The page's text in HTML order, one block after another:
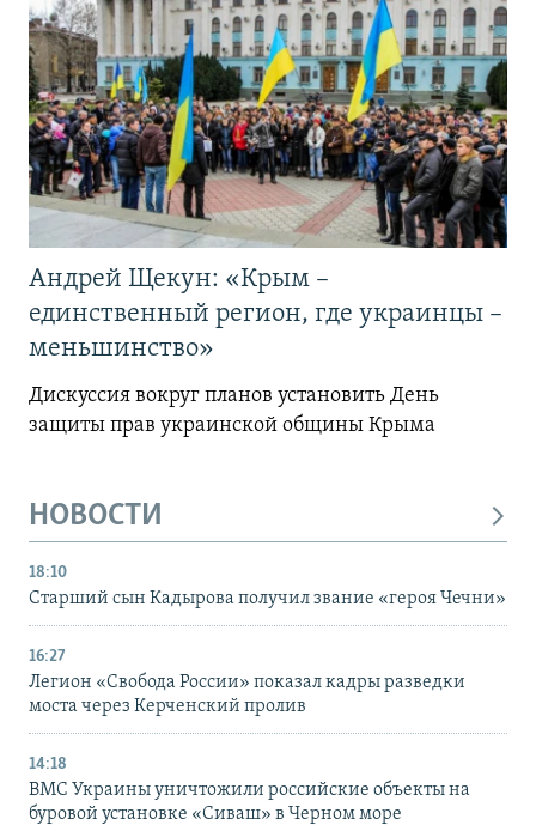
Андрей Щекун: «Крым –
единственный регион, где украинцы –
меньшинство»
Дискуссия вокруг планов установить День
защиты прав украинской общины Крыма
НОВОСТИ
18:10
Старший сын Кадырова получил звание «героя Чечни»
16:27
Легион «Свобода России» показал кадры разведки
моста через Керченский пролив
14:18
ВМС Украины уничтожили российские объекты на
буровой установке «Сиваш» в Черном море